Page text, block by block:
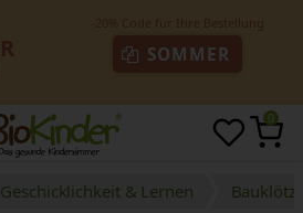
SOMMER
0
Geschicklichkeit & Lernen